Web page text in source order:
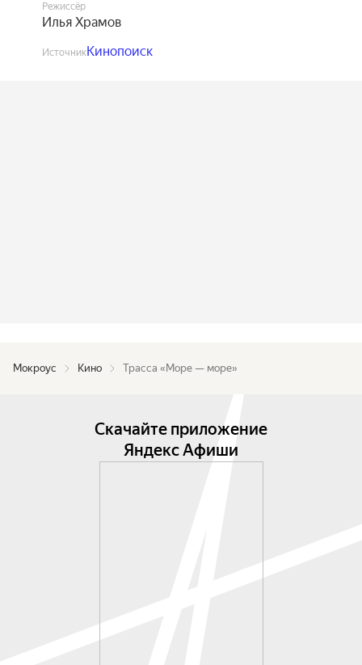
Режиссёр
Илья Храмов
ИсточникКинопоиск
Мокроус Кино Трасса «Море — море»
Скачайте приложение
Яндекс Афиши